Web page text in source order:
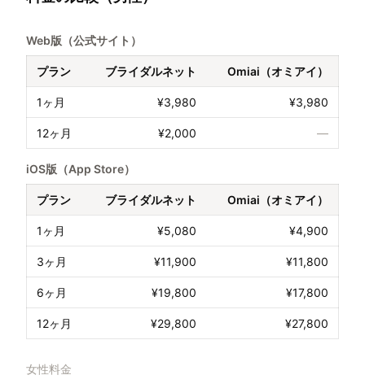
Web版（公式サイト）
プラン ブライダルネット Omiai（オミアイ）
1ヶ月 ¥3,980 ¥3,980
12ヶ月 ¥2,000 —
iOS版（App Store）
プラン ブライダルネット Omiai（オミアイ）
1ヶ月 ¥5,080 ¥4,900
3ヶ月 ¥11,900 ¥11,800
6ヶ月 ¥19,800 ¥17,800
12ヶ月 ¥29,800 ¥27,800
女性料金